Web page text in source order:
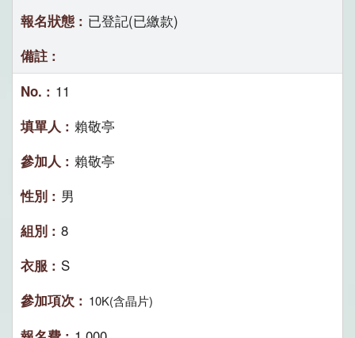
已登記(已繳款)
11
賴敬亭
賴敬亭
男
8
S
10K(含晶片)